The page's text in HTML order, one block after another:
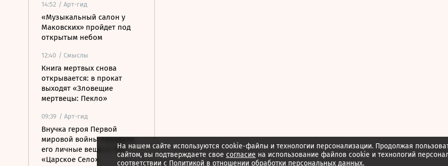
14:52 / Арт-гид
«Музыкальный салон у
Маковских» пройдет под
открытым небом
12:40 / Смыслы
Книга мертвых снова
открывается: в прокат
выходят «Зловещие
мертвецы: Пекло»
09:39 / Арт-гид
Внучка героя Первой
мировой войны передала
его личные вещи в ГМЗ
«Царское Село»
На нашем сайте используются cookie-файлы и технологии персонализации. Продолжая
сайтом, вы подтверждаете свое согласие на использование файлов cookie и технологий
соответствии с Политикой в отношении обработки персональных данных.